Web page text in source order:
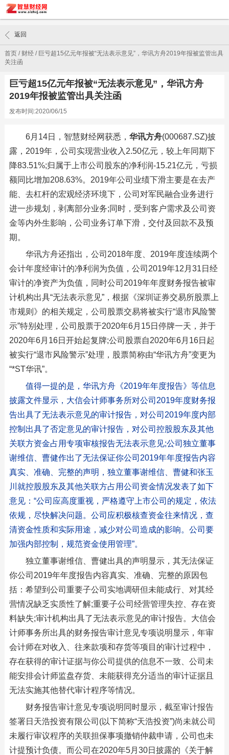
首页/ 财经/ 巨亏超15亿元年报被“无法表示意见”，华讯方舟2019年报被监管出具
关注函
返回
巨亏超15亿元年报被“无法表示意见”，华讯方舟
2019年报被监管出具关注函
发布时间:2020/06/15
6月14日，智慧财经网获悉， 华讯方舟(000687.SZ)披
露，2019年，公司实现营业收入2.50亿元，较上年同期下
降83.51%;归属于上市公司股东的净利润-15.21亿元，亏损
额同比增加208.63%。2019年公司业绩下滑主要是在去产
能、去杠杆的宏观经济环境下，公司对军民融合业务进行
进一步规划，剥离部分业务;同时，受到客户需求及公司资
金等内外生影响，公司业务订单下滑，交付及回款不及预
期。
华讯方舟还指出，公司2018年度、2019年度连续两个
会计年度经审计的净利润为负值，公司2019年12月31日经
审计的净资产为负值，同时公司2019年年度财务报告被审
计机构出具“无法表示意见”，根据《深圳证券交易所股票上
市规则》的相关规定，公司股票交易将被实行“退市风险警
示”特别处理，公司股票于2020年6月15日停牌一天，并于
2020年6月16日开始起复牌;公司股票自2020年6月16日起
被实行“退市风险警示”处理，股票简称由“华讯方舟”变更为
“*ST华讯”。
值得一提的是，华讯方舟《2019年年度报告》等信息
披露文件显示，大信会计师事务所对公司2019年度财务报
告出具了无法表示意见的审计报告，对公司2019年度内部
控制出具了否定意见的审计报告，对公司控股股东及其他
关联方资金占用专项审核报告无法表示意见;公司独立董事
谢维信、曹健作出了无法保证你公司2019年年度报告内容
真实、准确、完整的声明，独立董事谢维信、曹健和张玉
川就控股股东及其他关联方占用公司资金情况发表了如下
意见：“公司应高度重视，严格遵守上市公司的规定，依法
依规，尽快解决问题。公司应积极核查资金往来情况，查
清资金性质和实际用途，减少对公司造成的影响。公司要
加强内部控制，规范资金使用管理”。
独立董事谢维信、曹健出具的声明显示，其无法保证
你公司2019年年度报告内容真实、准确、完整的原因包
括：希望到公司重要子公司实地调研但未能成行、对其经
营情况缺乏实质性了解;重要子公司经营管理失控、存在资
料缺失;审计机构出具了无法表示意见的审计报告。大信会
计师事务所出具的财务报告审计意见专项说明显示，年审
会计师在对收入、往来款项和存货等项目的审计过程中，
存在获得的审计证据与你公司提供的信息不一致、公司未
能安排会计师监盘存货、未能获得充分适当的审计证据且
无法实施其他替代审计程序等情况。
财务报告审计意见专项说明同时显示，截至审计报告
签署日天浩投资有限公司(以下简称“天浩投资”)尚未就公司
未履行审议程序的关联担保事项撤销仲裁申请，公司也未
计提预计负债。而公司在2020年5月30日披露的《关于解